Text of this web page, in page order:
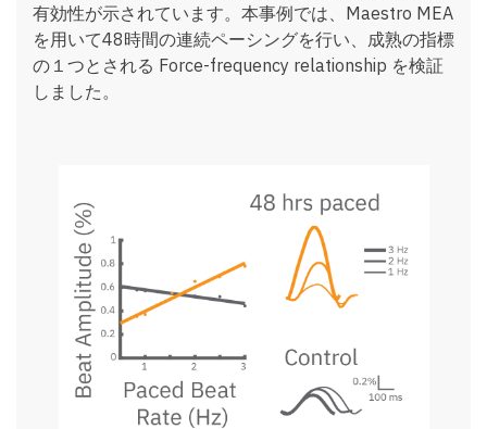
有効性が⽰されています。本事例では、Maestro MEA
を用いて48時間の連続ペーシングを行い、成熟の指標
の１つとされる Force-frequency relationship を検証
しました。